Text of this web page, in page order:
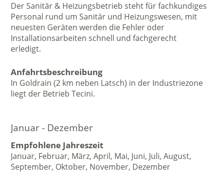
Der Sanitär & Heizungsbetrieb steht für fachkundiges
Personal rund um Sanitär und Heizungswesen, mit
neuesten Geräten werden die Fehler oder
Installationsarbeiten schnell und fachgerecht
erledigt.
Anfahrtsbeschreibung
In Goldrain (2 km neben Latsch) in der Industriezone
liegt der Betrieb Tecini.
Januar - Dezember
Empfohlene Jahreszeit
Januar, Februar, März, April, Mai, Juni, Juli, August,
September, Oktober, November, Dezember